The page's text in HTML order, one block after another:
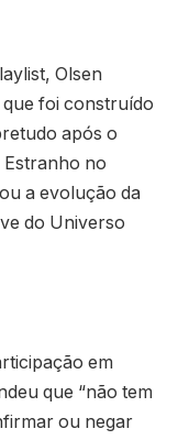
Olsen
foi construído
após o
Estranho no
a evolução da
do Universo
em
que “não tem
ou negar